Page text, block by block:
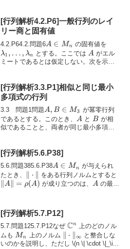
の距離につ...
[行列解析4.2.P6]一般行列のレイ
リー商と固有値
4.2.P64.2.問題6A
\in
M_n
A ∈ Mn の固有値を
λ1 , … , λn とする。ここでは A
A がエル
ミートであるとは仮定しない。次を示し
[行列解析3.3.P1]相似と同じ最小
多項式の行列
3.3 問題1問題A, B
\in
M_3
A, B ∈ M3 が冪零行列
であるとする。このとき、A
A とB
B が相
似であることと、両者が同じ最小多項式
[行列解析5.6.P38]
5.6.問題385.6.P38A
\in
M_n
A ∈ Mn が与えられ
たとき、
\cdot
⋅ をある行列ノルムとすると
∥A = ρ(A) が成り立つのは、 A
Aの最大
[行列解析5.7.P12]
5.7.問題125.7.P12なぜ\mathbb{C}^n
Cn 上のどのノル
ムもM_n
Mn 上のノルム
\| \cdot
\|_\infty
⋅ ∞ と整合しな
いのかを説明し、ただし\(n \| \cdot \|_\i...